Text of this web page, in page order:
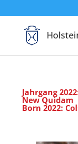
Jahrgang
New Quidam
Born 2022: